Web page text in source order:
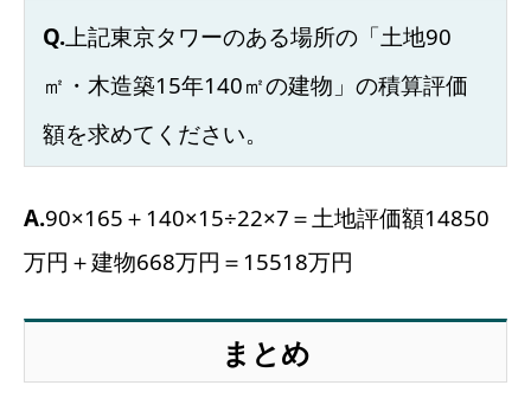
Q. 上記東京タワーのある場所の「土地90
㎡・木造築15年140㎡の建物」の積算評価
額を求めてください。
A.90×165＋140×15÷22×7＝土地評価額14850
万円＋建物668万円＝15518万円
まとめ